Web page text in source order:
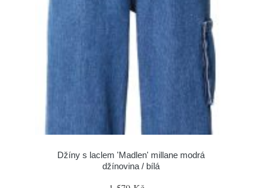
Džíny s laclem 'Madlen' millane modrá
džínovina / bílá